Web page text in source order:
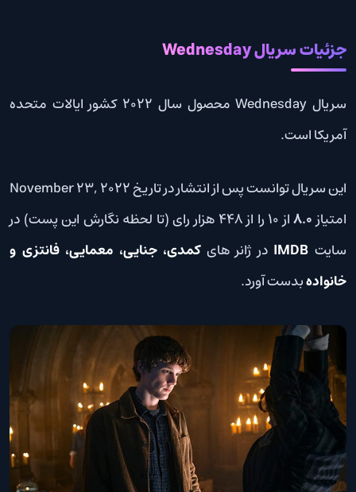
جزئیات سریال Wednesday
سریال Wednesday محصول سال 2022 کشور ایالات متحده
آمریکا است.
این سریال توانست پس از انتشار در تاریخ November 23, 2022
امتیاز8.0
از 10 را از 448 هزار رای (تا لحظه نگارش این پست) در
سایت IMDB در ژانر هایکمدی، جنایی، معمایی، فانتزی و
خانوادهبدست آورد.